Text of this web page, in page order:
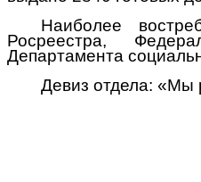
Наиболее
Росреестра,
Департамента
Девиз отдела: «Мы